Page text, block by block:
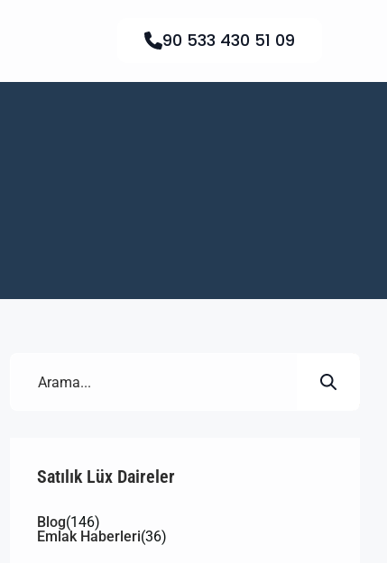
90 533 430 51 09
Satılık Lüx Daireler
Blog(146)
Emlak Haberleri(36)